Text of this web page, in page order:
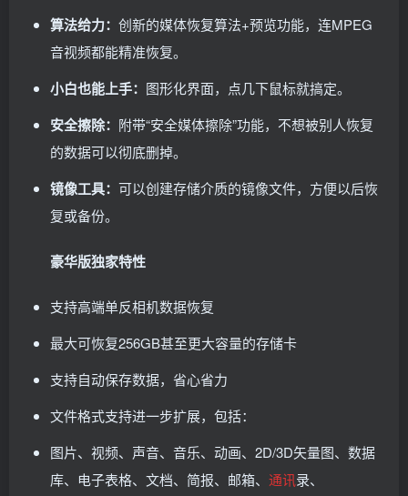
算法给力： 创新的媒体恢复算法+预览功能，连MPEG
音视频都能精准恢复。
小白也能上手： 图形化界面，点几下鼠标就搞定。
安全擦除： 附带“安全媒体擦除”功能，不想被别人恢复
的数据可以彻底删掉。
镜像工具： 可以创建存储介质的镜像文件，方便以后恢
复或备份。
豪华版独家特性
支持高端单反相机数据恢复
最大可恢复256GB甚至更大容量的存储卡
支持自动保存数据，省心省力
文件格式支持进一步扩展，包括：
图片、视频、声音、音乐、动画、2D/3D矢量图、数据
库、电子表格、文档、简报、邮箱、 通讯录、